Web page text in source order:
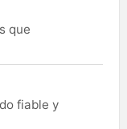
que
fiable y